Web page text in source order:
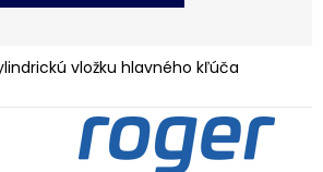
vložku hlavného kľúča